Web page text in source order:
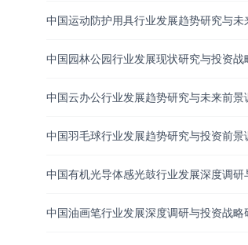
中国运动防护用具行业发展趋势研究与未
中国园林公园行业发展现状研究与投资战
中国云办公行业发展趋势研究与未来前景
中国羽毛球行业发展趋势研究与投资前景
中国有机光导体感光鼓行业发展深度调研
中国油画笔行业发展深度调研与投资战略